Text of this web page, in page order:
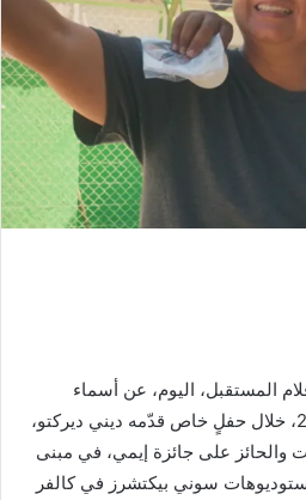
المستقبل، اليوم، عن أسماء
الفائزين في دورتها لعام 2026، خلال حفلٍ خاص قدّمه ديني ديركتو،
والحائز على جائزة إيمي، في مبنى
سوني بيكتشرز في كالفر